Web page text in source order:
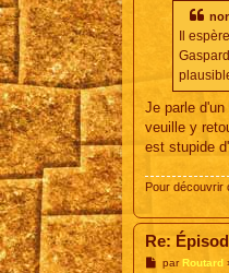
Il
Je parle
veuille y
est stupide
Pour découvrir
Re:
MparRoutard